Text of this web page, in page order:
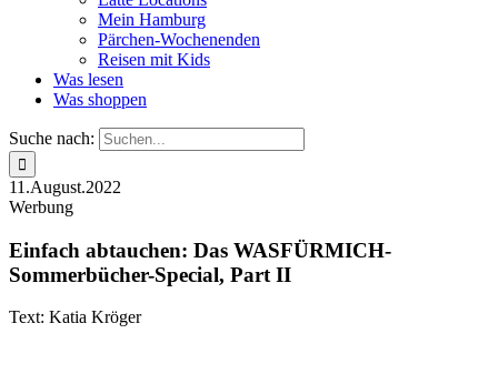
Mein Hamburg
Pärchen-Wochenenden
Reisen mit Kids
Was lesen
Was shoppen
Suche nach:
11.August.2022
Werbung
Einfach abtauchen: Das WASFÜRMICH-
Sommerbücher-Special, Part II
Text: Katia Kröger